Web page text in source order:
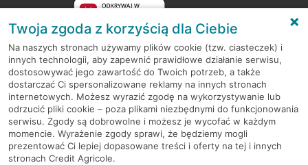
RODO
Regulamin serwisu
Mapa serwisu
PolitykaCookies
Twoja zgoda z korzyścią dla Ciebie
Na naszych stronach używamy plików cookie (tzw. ciasteczek) i
innych technologii, aby zapewnić prawidłowe działanie serwisu,
dostosowywać jego zawartość do Twoich potrzeb, a także
dostarczać Ci spersonalizowane reklamy na innych stronach
internetowych. Możesz wyrazić zgodę na wykorzystywanie lub
odrzucić pliki cookie – poza plikami niezbędnymi do funkcjonowania
serwisu. Zgody są dobrowolne i możesz je wycofać w każdym
momencie. Wyrażenie zgody sprawi, że będziemy mogli
prezentować Ci lepiej dopasowane treści i oferty na tej i innych
stronach Credit Agricole.